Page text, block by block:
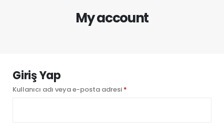
My account
Giriş Yap
Kullanıcı adı veya e-posta adresi *